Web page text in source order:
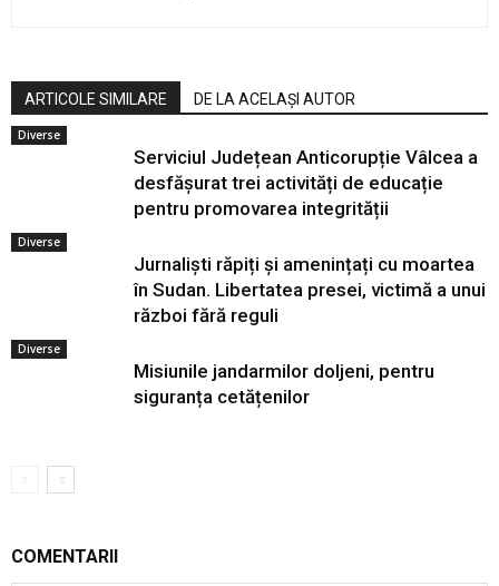
ARTICOLE SIMILARE DE LA ACELAȘI AUTOR
Diverse
Serviciul Județean Anticorupție Vâlcea a
desfășurat trei activități de educație
pentru promovarea integrității
Diverse
Jurnaliști răpiți și amenințați cu moartea
în Sudan. Libertatea presei, victimă a unui
război fără reguli
Diverse
Misiunile jandarmilor doljeni, pentru
siguranța cetățenilor
COMENTARII